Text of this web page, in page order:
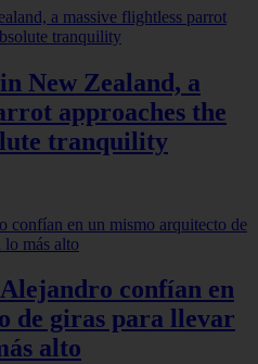
New Zealand, a
approaches the
tranquility
confían en
de giras para llevar
alto